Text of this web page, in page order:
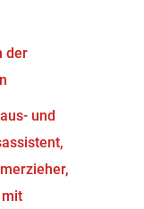
der
und
mit